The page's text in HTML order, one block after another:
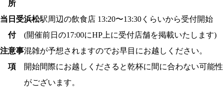
所
当日受
付
浜松駅周辺の飲食店 13:20〜13:30くらいから受付開始
(開催前日の17:00にHP上に受付店舗を掲載いたします)
注意事
項
混雑が予想されますのでお早目にお越しください。
開始間際にお越しくださると乾杯に間に合わない可能性
がございます。